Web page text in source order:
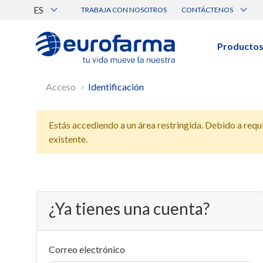
ES TRABAJA CON NOSOTROS CONTÁCTENOS
Canal de Ética Eurofarma
Productos
Acceso Identificación
Estás accediendo a un área restringida. Debido a
existente.
¿Ya tienes una cuenta?
Correo electrónico